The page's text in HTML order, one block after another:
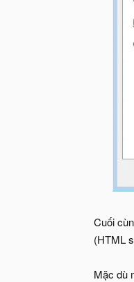
Cuối
(HTML
Mặc dù